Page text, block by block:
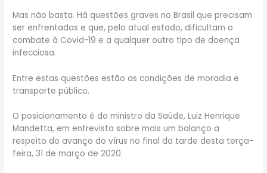
Mas não basta. Há questões graves no Brasil que precisam
ser enfrentadas e que, pelo atual estado, dificultam o
combate à Covid-19 e a qualquer outro tipo de doença
infecciosa.
Entre estas questões estão as condições de moradia e
transporte público.
O posicionamento é do ministro da Saúde, Luiz Henrique
Mandetta, em entrevista sobre mais um balanço a
respeito do avanço do vírus no final da tarde desta terça-
feira, 31 de março de 2020.